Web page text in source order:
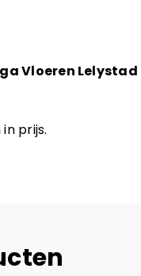
Vloeren Lelystad
prijs.